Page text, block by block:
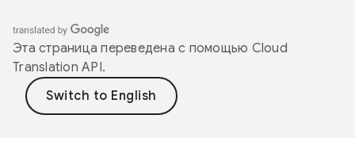
Эта страница переведена с помощью Cloud
Translation API.